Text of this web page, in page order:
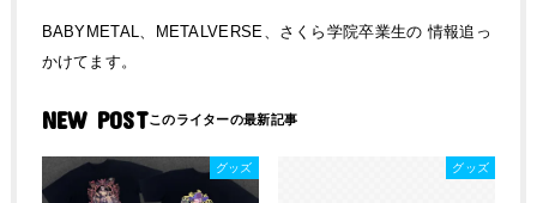
BABYMETAL、METALVERSE、さくら学院卒業生の 情報追っ
かけてます。
NEW POST
グッズ グッズ